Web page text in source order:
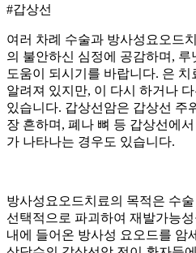
#갑상선
여러 차례 수술과 방사성요오드
의 불안하신 심정에 공감하며,
도움이 되시기를 바랍니다. 은 치
알려져 있지만, 이 다시 하거나
있습니다. 갑상선암은 갑상선 주
장 흔하며, 폐나 뼈 등 갑상선에
가 나타나는 경우도 있습니다.
방사성요오드치료의 목적은 수
선택적으로 파괴하여 재발가능
내에 들어온 방사성 요오드를 암